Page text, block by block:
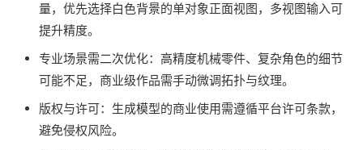
量，优先选择白色背景的单对象正面视图，多视图输入可
提升精度。
专业场景需二次优化：高精度机械零件、复杂角色的细节
可能不足，商业级作品需手动微调拓扑与纹理。
版权与许可：生成模型的商业使用需遵循平台许可条款，
避免侵权风险。